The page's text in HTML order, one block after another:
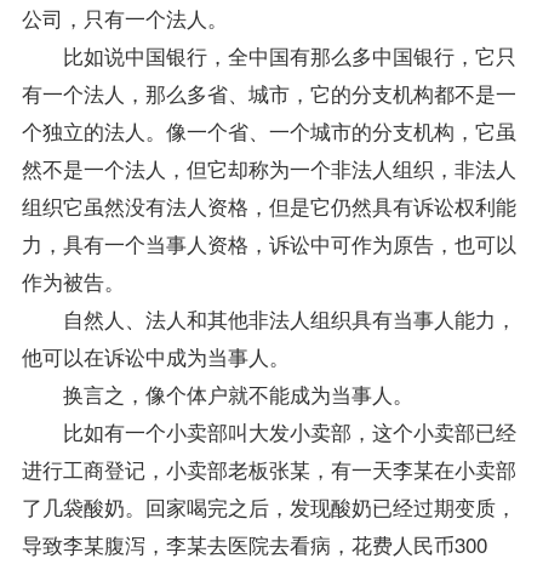
公司，只有一个法人。
比如说中国银行，全中国有那么多中国银行，它只
有一个法人，那么多省、城市，它的分支机构都不是一
个独立的法人。像一个省、一个城市的分支机构，它虽
然不是一个法人，但它却称为一个非法人组织，非法人
组织它虽然没有法人资格，但是它仍然具有诉讼权利能
力，具有一个当事人资格，诉讼中可作为原告，也可以
作为被告。
自然人、法人和其他非法人组织具有当事人能力，
他可以在诉讼中成为当事人。
换言之，像个体户就不能成为当事人。
比如有一个小卖部叫大发小卖部，这个小卖部已经
进行工商登记，小卖部老板张某，有一天李某在小卖部
了几袋酸奶。回家喝完之后，发现酸奶已经过期变质，
导致李某腹泻，李某去医院去看病，花费人民币300